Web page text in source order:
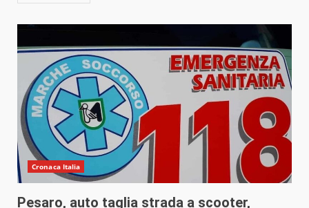
Cronaca Italia
Pesaro, auto taglia strada a scooter,